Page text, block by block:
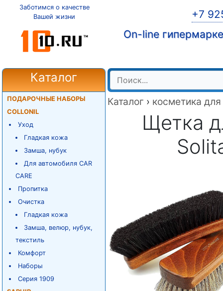
Заботимся о качестве
Вашей жизни
+7
On-line
Каталог
ПОДАРОЧНЫЕ НАБОРЫ
COLLONIL
Уход
Гладкая кожа
Замша, нубук
Для автомобиля CAR
CARE
Пропитка
Очистка
Гладкая кожа
Замша, велюр, нубук,
текстиль
Комфорт
Наборы
Серия 1909
Каталог › косметика
Щетка